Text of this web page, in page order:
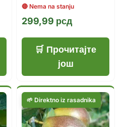
299,99 рсд
Прочитајте
још